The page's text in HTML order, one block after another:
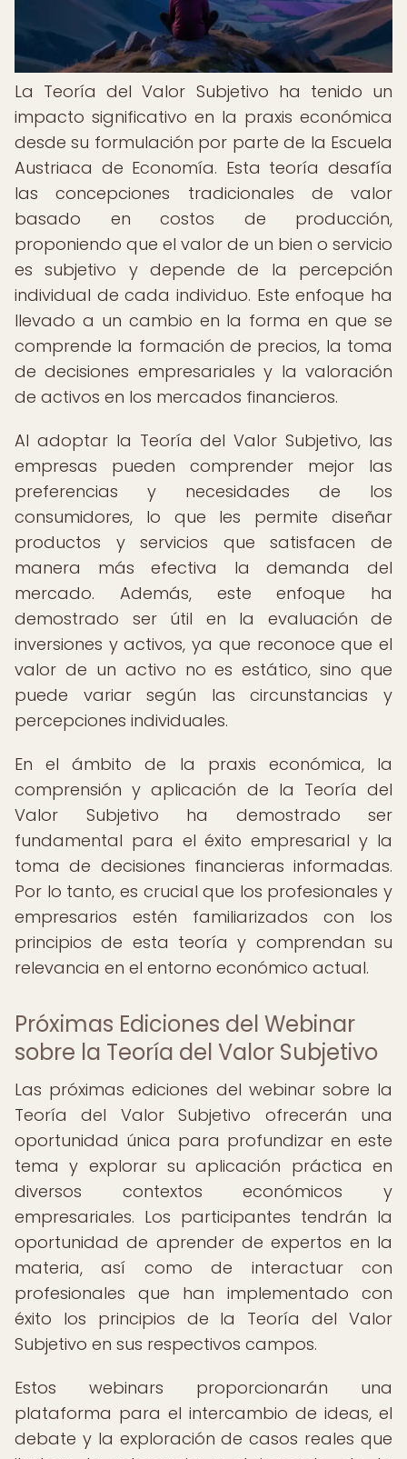
La Teoría del Valor Subjetivo ha tenido un
impacto significativo en la praxis económica
desde su formulación por parte de la Escuela
Austriaca de Economía. Esta teoría desafía
las concepciones tradicionales de valor
basado en costos de producción,
proponiendo que el valor de un bien o servicio
es subjetivo y depende de la percepción
individual de cada individuo. Este enfoque ha
llevado a un cambio en la forma en que se
comprende la formación de precios, la toma
de decisiones empresariales y la valoración
de activos en los mercados financieros.
Al adoptar la Teoría del Valor Subjetivo, las
empresas pueden comprender mejor las
preferencias y necesidades de los
consumidores, lo que les permite diseñar
productos y servicios que satisfacen de
manera más efectiva la demanda del
mercado. Además, este enfoque ha
demostrado ser útil en la evaluación de
inversiones y activos, ya que reconoce que el
valor de un activo no es estático, sino que
puede variar según las circunstancias y
percepciones individuales.
En el ámbito de la praxis económica, la
comprensión y aplicación de la Teoría del
Valor Subjetivo ha demostrado ser
fundamental para el éxito empresarial y la
toma de decisiones financieras informadas.
Por lo tanto, es crucial que los profesionales y
empresarios estén familiarizados con los
principios de esta teoría y comprendan su
relevancia en el entorno económico actual.
Próximas Ediciones del Webinar
sobre la Teoría del Valor Subjetivo
Las próximas ediciones del webinar sobre la
Teoría del Valor Subjetivo ofrecerán una
oportunidad única para profundizar en este
tema y explorar su aplicación práctica en
diversos contextos económicos y
empresariales. Los participantes tendrán la
oportunidad de aprender de expertos en la
materia, así como de interactuar con
profesionales que han implementado con
éxito los principios de la Teoría del Valor
Subjetivo en sus respectivos campos.
Estos webinars proporcionarán una
plataforma para el intercambio de ideas, el
debate y la exploración de casos reales que